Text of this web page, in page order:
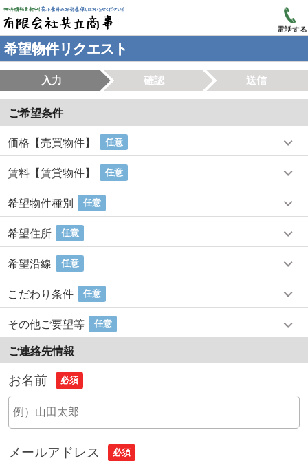
電話する
希望物件リクエスト
入力 確認 送信
ご希望条件
価格【売買物件】 任意
賃料【賃貸物件】 任意
希望物件種別 任意
希望住所 任意
希望沿線 任意
こだわり条件 任意
その他ご要望等 任意
ご連絡先情報
お名前 必須
メールアドレス 必須